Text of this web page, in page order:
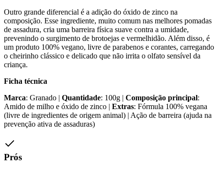
Outro grande diferencial é a adição do óxido de zinco na
composição. Esse ingrediente, muito comum nas melhores pomadas
de assadura, cria uma barreira física suave contra a umidade,
prevenindo o surgimento de brotoejas e vermelhidão. Além disso, é
um produto 100% vegano, livre de parabenos e corantes, carregando
o cheirinho clássico e delicado que não irrita o olfato sensível da
criança.
Ficha técnica
Marca: Granado | Quantidade: 100g | Composição principal:
Amido de milho e óxido de zinco | Extras: Fórmula 100% vegana
(livre de ingredientes de origem animal) | Ação de barreira (ajuda na
prevenção ativa de assaduras)
Prós